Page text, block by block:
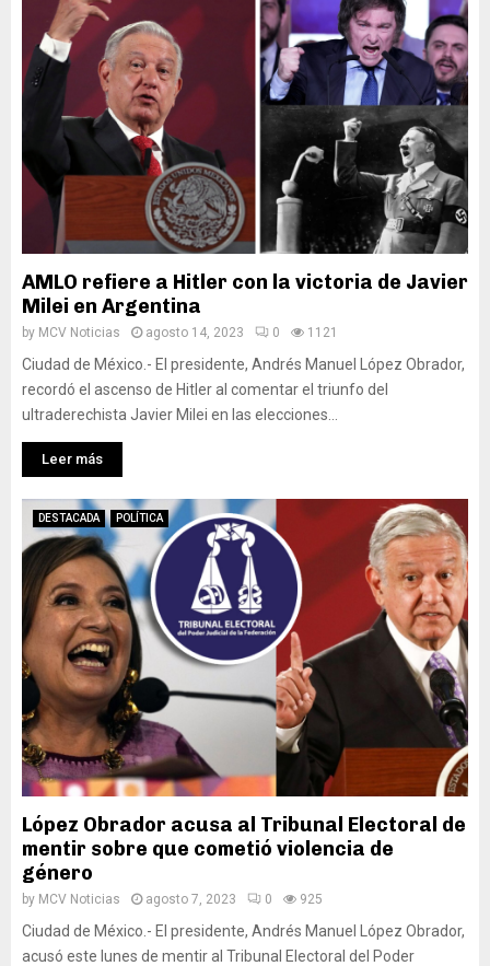
AMLO refiere a Hitler con la victoria de Javier
Milei en Argentina
by MCV Noticias agosto 14, 2023 0 1121
Ciudad de México.- El presidente, Andrés Manuel López Obrador,
recordó el ascenso de Hitler al comentar el triunfo del
ultraderechista Javier Milei en las elecciones...
Leer más
DESTACADA POLÍTICA
López Obrador acusa al Tribunal Electoral de
mentir sobre que cometió violencia de
género
by MCV Noticias agosto 7, 2023 0 925
Ciudad de México.- El presidente, Andrés Manuel López Obrador,
acusó este lunes de mentir al Tribunal Electoral del Poder